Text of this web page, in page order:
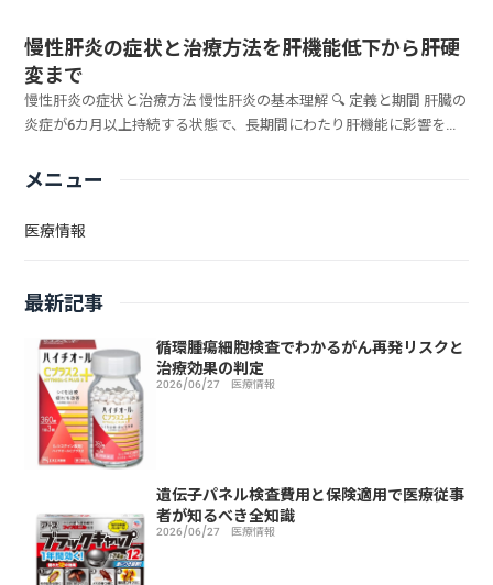
慢性肝炎の症状と治療方法を肝機能低下から肝硬
変まで
慢性肝炎の症状と治療方法 慢性肝炎の基本理解 🔍 定義と期間 肝臓の
炎症が6カ月以上持続する状態で、長期間にわたり肝機能に影響を与
メニュー
医療情報
最新記事
循環腫瘍細胞検査でわかるがん再発リスクと
治療効果の判定
2026/06/27 医療情報
遺伝子パネル検査費用と保険適用で医療従事
者が知るべき全知識
2026/06/27 医療情報